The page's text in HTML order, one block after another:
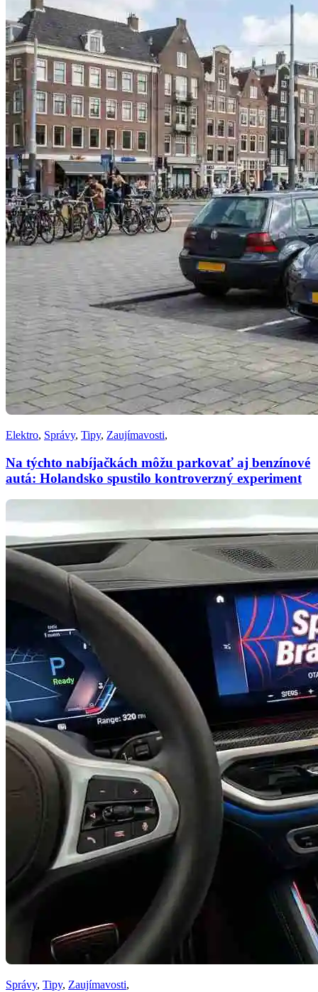
Elektro, Správy, Tipy, Zaujímavosti,
Na týchto nabíjačkách môžu parkovať aj benzínové
autá: Holandsko spustilo kontroverzný experiment
Správy, Tipy, Zaujímavosti,